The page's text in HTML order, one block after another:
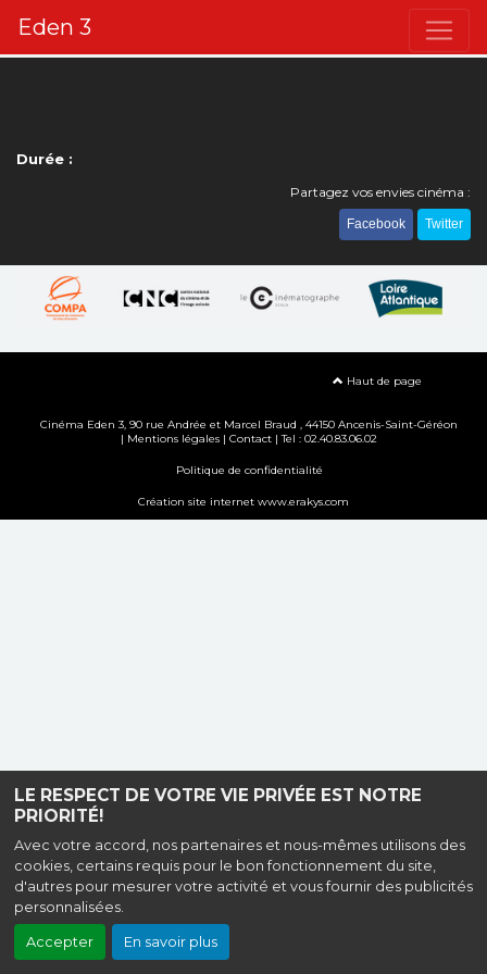
LE RESPECT DE VOTRE VIE PRIVÉE EST NOTRE
PRIORITÉ!
Avec votre accord, nos partenaires et nous-mêmes utilisons des
cookies, certains requis pour le bon fonctionnement du site,
d'autres pour mesurer votre activité et vous fournir des publicités
personnalisées.
Accepter En savoir plus
Eden 3
Durée :
Partagez vos envies cinéma :
Facebook Twitter
Haut de page
Cinéma Eden 3, 90 rue Andrée et Marcel Braud , 44150 Ancenis-Saint-Géréon
| Mentions légales | Contact | Tel : 02.40.83.06.02
Politique de confidentialité
Création site internet www.erakys.com